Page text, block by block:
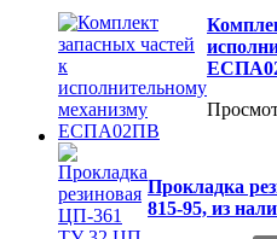
Прокладка
815-95, из